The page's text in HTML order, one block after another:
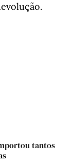
tantos